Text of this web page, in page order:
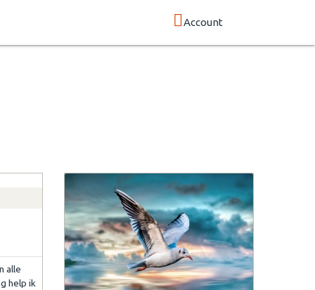
Account
alle
help ik